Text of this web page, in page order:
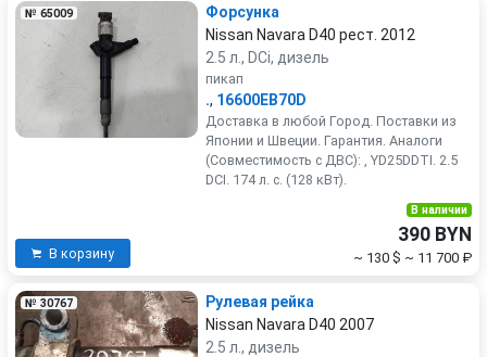
№ 65009
Форсунка
Nissan Navara D40 рест. 2012
2.5 л., DCi, дизель
пикап
., 16600EB70D
Доставка в любой Город. Поставки из
Японии и Швеции. Гарантия. Аналоги
(Совместимость с ДВС): , YD25DDTI. 2.5
DCI. 174 л. с. (128 кВт).
В корзину
В наличии
390 BYN
~ 130 $ ~ 11 700 ₽
№ 30767
Рулевая рейка
Nissan Navara D40 2007
2.5 л., дизель